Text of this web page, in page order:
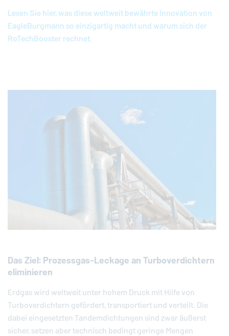
Lesen Sie hier, was diese weltweit bewährte In­no­va­ti­on von
EagleBurgmannso ein­zig­ar­tig macht und warum sich der
Ro­Tech­Boos­ter rechnet.
Das Ziel: Prozessgas-Leckage an Turboverdichtern
eliminieren
Erdgas wird weltweit unter hohem Druck mit Hilfe von
Turboverdichtern gefördert, transportiert und verteilt. Die
dabei eingesetzten Tandemdichtungen sind zwar äußerst
sicher, setzen aber technisch bedingt geringe Mengen